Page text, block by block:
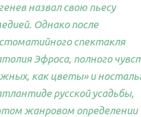
назвал свою пьесу
Однако после
спектакля
Эфроса, полного
как цветы» и
русской усадьбы,
жанровом определении